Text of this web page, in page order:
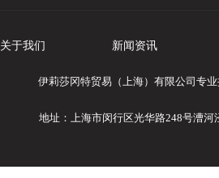
关于我们 新闻资讯
伊莉莎冈特贸易（上海）有限公司专
地址：上海市闵行区光华路248号漕